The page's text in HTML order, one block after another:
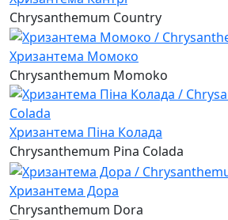
Chrysanthemum Country
Хризантема Момоко
Chrysanthemum Momoko
Хризантема Піна Колада
Chrysanthemum Pina Colada
Хризантема Дора
Chrysanthemum Dora